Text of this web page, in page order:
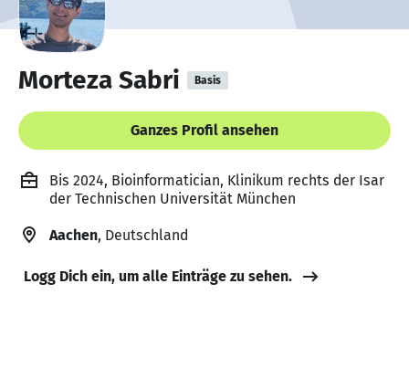
Morteza Sabri Basis
Ganzes Profil ansehen
Bis 2024, Bioinformatician, Klinikum rechts der Isar
der Technischen Universität München
Aachen, Deutschland
Logg Dich ein, um alle Einträge zu sehen.